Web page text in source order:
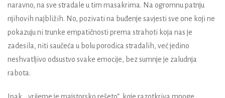
naravno, na sve stradale u tim masakrima. Na ogromnu patnju
njihovih najbližih. No, pozivati na buđenje savjesti sve one koji ne
pokazuju ni trunke empatičnosti prema strahoti koja nas je
zadesila, niti saučeća u bolu porodica stradalih, već jedino
neshvatljivo odsustvo svake emocije, bez sumnje je zaludnja
rabota.
Ipak, „vrijeme je majstorsko rešeto“, koje razotkriva mnoge